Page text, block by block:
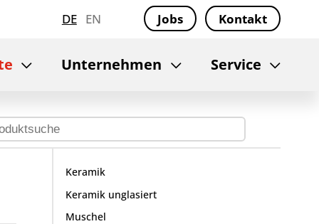
DE EN Jobs Kontakt
Unternehmen Service
Keramik
Keramik unglasiert
Muschel